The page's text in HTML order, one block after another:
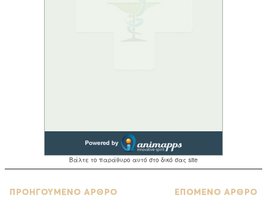
ΠΡΟΗΓΟΥΜΕΝΟ ΑΡΘΡΟ
ΕΠΟΜΕΝΟ ΑΡΘΡΟ